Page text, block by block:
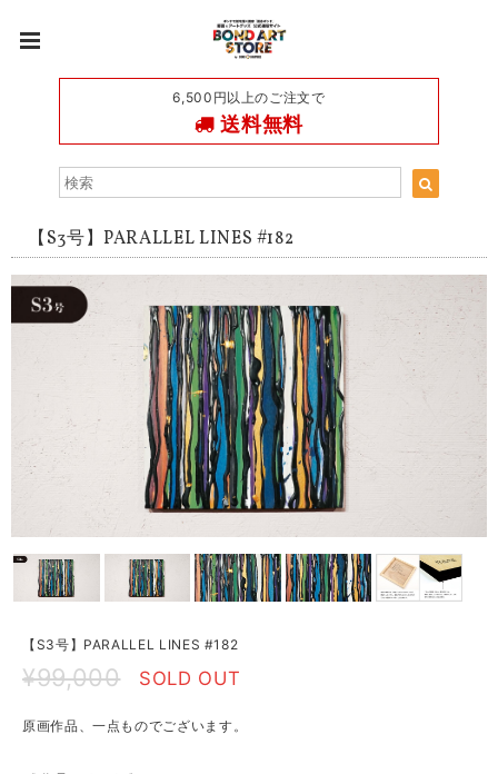
6,500円以上のご注文で
送料無料
【S3号】PARALLEL LINES #182
【S3号】PARALLEL LINES #182
¥99,000 SOLD OUT
原画作品、一点ものでございます。